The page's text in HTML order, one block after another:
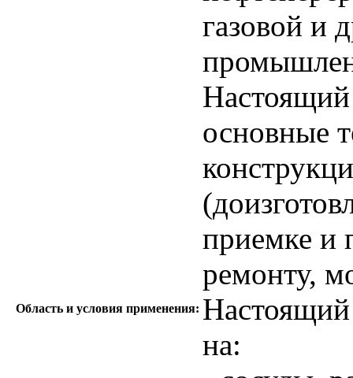
Область и условия применения:
газовой и
Настоящий
основные
приемке и
ремонту,
Настоящий
на: